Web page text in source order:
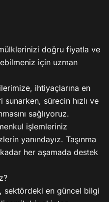
doğru fiyatla ve
için uzman
ihtiyaçlarına en
sürecin hızlı ve
sağlıyoruz.
işlemleriniz
yanındayız. Taşınma
her aşamada destek
sektördeki en güncel bilgi